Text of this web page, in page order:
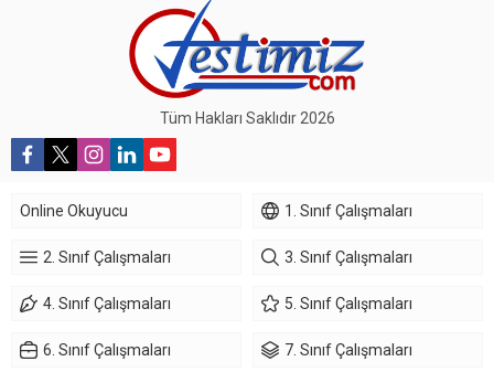
Tüm Hakları Saklıdır 2026
Online Okuyucu 1. Sınıf Çalışmaları
2. Sınıf Çalışmaları 3. Sınıf Çalışmaları
4. Sınıf Çalışmaları 5. Sınıf Çalışmaları
6. Sınıf Çalışmaları 7. Sınıf Çalışmaları